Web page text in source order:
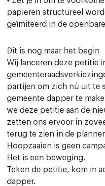
papieren structureel
geïmiteerd in de
Dit is nog maar het begin
Wij lanceren deze petitie
partijen om zich nú uit te
gemeente dapper te
we deze petitie aan de
zetten ons ervoor in
terug te zien in de
Hoopzaaien is geen
Het is een beweging.
Teken de petitie, kom in
dapper.